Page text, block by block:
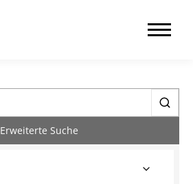
Erweiterte Suche